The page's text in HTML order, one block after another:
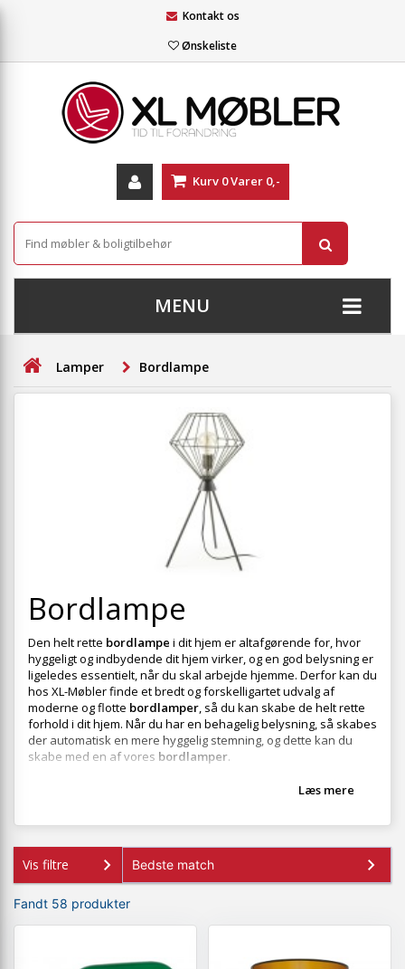
Kontakt os
Ønskeliste
Kurv 0Varer 0,-
MENU
+
STUE
LAMPER
+
HAVEMØBLER
OUTLET
Lamper Bordlampe
Bordlampe
Den helt rette bordlampe i dit hjem er altafgørende for, hvor
hyggeligt og indbydende dit hjem virker, og en god belysning er
ligeledes essentielt, når du skal arbejde hjemme. Derfor kan du
hos XL-Møbler finde et bredt og forskelligartet udvalg af
moderne og flotte bordlamper, så du kan skabe de helt rette
forhold i dit hjem. Når du har en behagelig belysning, så skabes
der automatisk en mere hyggelig stemning, og dette kan du
skabe med en af vores bordlamper.
Læs mere
Vis filtre
Fandt 58 produkter